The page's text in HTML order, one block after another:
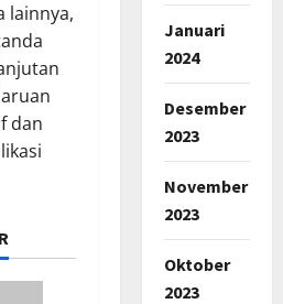
lainnya,
dan
Januari
2024
Desember
2023
November
2023
Oktober
2023